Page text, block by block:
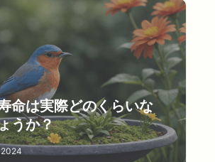
命は実際どのくらいな
うか？
2024